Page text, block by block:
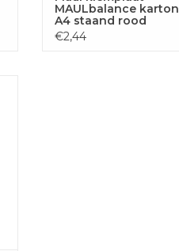
MAULbalance karton
A4 staand rood
€2,44